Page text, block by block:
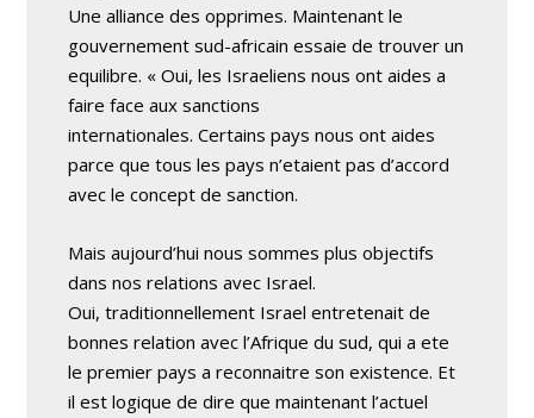
Une alliance des opprimes. Maintenant le
gouvernement sud-africain essaie de trouver un
equilibre. « Oui, les Israeliens nous ont aides a
faire face aux sanctions
internationales. Certains pays nous ont aides
parce que tous les pays n’etaient pas d’accord
avec le concept de sanction.
Mais aujourd’hui nous sommes plus objectifs
dans nos relations avec Israel.
Oui, traditionnellement Israel entretenait de
bonnes relation avec l’Afrique du sud, qui a ete
le premier pays a reconnaitre son existence. Et
il est logique de dire que maintenant l’actuel